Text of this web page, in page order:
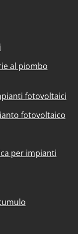
al piombo
fotovoltaici
fotovoltaico
per impianti